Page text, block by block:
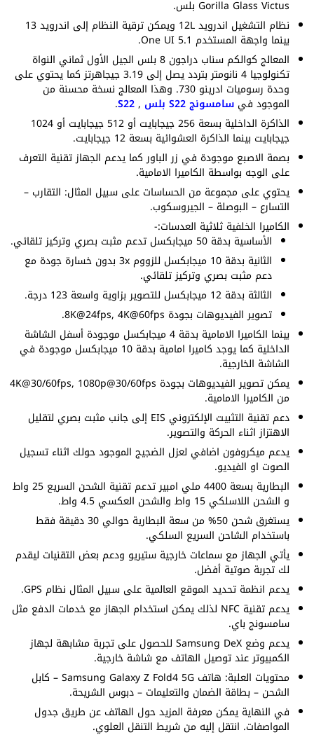
Gorilla Glass Victus بلس.
نظام التشغيل اندرويد 12L ويمكن ترقية النظام إلى اندرويد 13
بينما واجهة المستخدم One UI 5.1.
المعالج كوالكم سناب دراجون 8 بلس الجيل الأول ثماني النواة
تكنولوجيا 4 نانومتر بتردد يصل إلى 3.19 جيجاهرتز كما يحتوي على
وحدة رسوميات ادرينو 730. وهذا المعالج نسخة محسنة من
الموجود في سامسونج S22 بلس ,
S22
.
الذاكرة الداخلية بسعة 256 جيجابايت أو 512 جيجابايت أو 1024
جيجابايت بينما الذاكرة العشوائية بسعة 12 جيجابايت.
بصمة الاصبع موجودة في زر الباور كما يدعم الجهاز تقنية التعرف
على الوجه بواسطة الكاميرا الامامية.
يحتوي على مجموعة من الحساسات على سبيل المثال: التقارب –
التسارع – البوصلة – الجيروسكوب.
الكاميرا الخلفية ثلاثية العدسات:-
الأساسية بدقة 50 ميجابكسل تدعم مثبت بصري وتركيز تلقائي.
الثانية بدقة 10 ميجابكسل للزووم 3x بدون خسارة جودة مع
دعم مثبت بصري وتركيز تلقائي.
الثالثة بدقة 12 ميجابكسل للتصوير بزاوية واسعة 123 درجة.
تصوير الفيديوهات بجودة 8K@24fps, 4K@60fps.
بينما الكاميرا الامامية بدقة 4 ميجابكسل موجودة أسفل الشاشة
الداخلية كما يوجد كاميرا امامية بدقة 10 ميجابكسل موجودة في
الشاشة الخارجية.
يمكن تصوير الفيديوهات بجودة 4K@30/60fps, 1080p@30/60fps
من الكاميرا الامامية.
دعم تقنية التثبيت الإلكتروني EIS إلى جانب مثبت بصري لتقليل
الاهتزاز اثناء الحركة والتصوير.
يدعم ميكروفون اضافي لعزل الضجيج الموجود حولك اثناء تسجيل
الصوت او الفيديو.
البطارية بسعة 4400 ملي امبير تدعم تقنية الشحن السريع 25 واط
و الشحن اللاسلكي 15 واط والشحن العكسي 4.5 واط.
يستغرق شحن 50% من سعة البطارية حوالي 30 دقيقة فقط
باستخدام الشاحن السريع السلكي.
يأتي الجهاز مع سماعات خارجية ستيريو ودعم بعض التقنيات ليقدم
لك تجربة صوتية أفضل.
يدعم انظمة تحديد الموقع العالمية على سبيل المثال نظام GPS.
يدعم تقنية NFC لذلك يمكن استخدام الجهاز مع خدمات الدفع مثل
سامسونج باي.
يدعم وضع Samsung DeX للحصول على تجربة مشابهة لجهاز
الكمبيوتر عند توصيل الهاتف مع شاشة خارجية.
محتويات العلبة: هاتف Samsung Galaxy Z Fold4 5G – كابل
الشحن – بطاقة الضمان والتعليمات – دبوس الشريحة.
في النهاية يمكن معرفة المزيد حول الهاتف عن طريق جدول
المواصفات. انتقل إليه من شريط التنقل العلوي.